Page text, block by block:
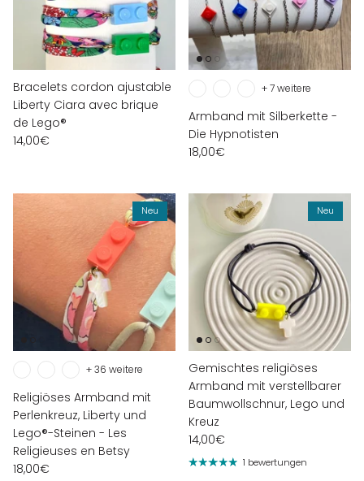
Bracelets cordon ajustable
Liberty Ciara avec brique
de Lego®
14,00€
Armband mit Silberkette -
Die Hypnotisten
18,00€
+ 7 weitere
Neu
Religiöses Armband mit
Perlenkreuz, Liberty und
Lego®-Steinen - Les
Religieuses en Betsy
18,00€
+ 36 weitere
Neu
Gemischtes religiöses
Armband mit verstellbarer
Baumwollschnur, Lego und
Kreuz
14,00€
1 bewertungen